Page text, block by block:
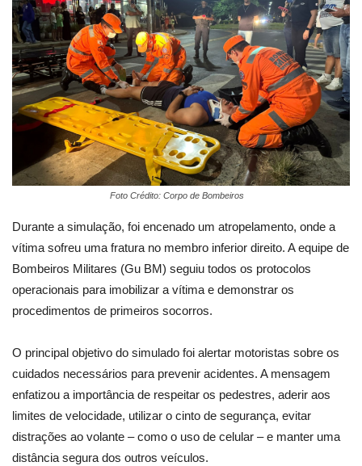
Foto Crédito: Corpo de Bombeiros
Durante a simulação, foi encenado um atropelamento, onde a
vítima sofreu uma fratura no membro inferior direito. A equipe de
Bombeiros Militares (Gu BM) seguiu todos os protocolos
operacionais para imobilizar a vítima e demonstrar os
procedimentos de primeiros socorros.
O principal objetivo do simulado foi alertar motoristas sobre os
cuidados necessários para prevenir acidentes. A mensagem
enfatizou a importância de respeitar os pedestres, aderir aos
limites de velocidade, utilizar o cinto de segurança, evitar
distrações ao volante – como o uso de celular – e manter uma
distância segura dos outros veículos.